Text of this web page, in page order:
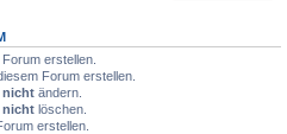
erstellen.
Forum erstellen.
nicht ändern.
nicht löschen.
erstellen.